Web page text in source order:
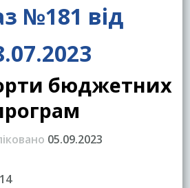
№181 від
бюджетних
05.09.2023
14